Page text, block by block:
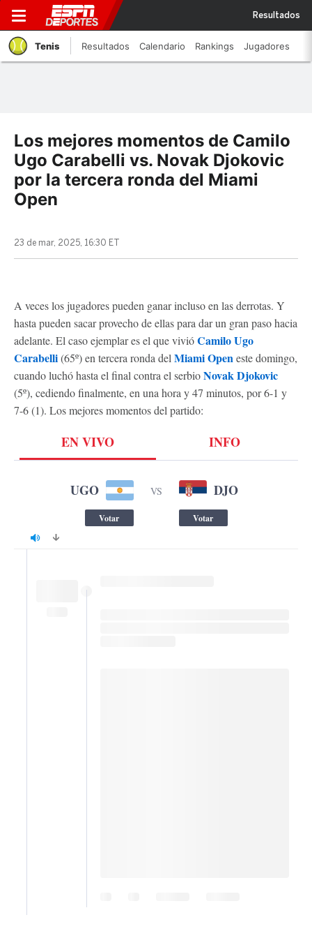
Resultados
Tenis Resultados Calendario Rankings Jugadores
Los mejores momentos de Camilo
Ugo Carabelli vs. Novak Djokovic
por la tercera ronda del Miami
Open
23 de mar, 2025, 16:30 ET
A veces los jugadores pueden ganar incluso en las derrotas. Y
hasta pueden sacar provecho de ellas para dar un gran paso hacia
adelante. El caso ejemplar es el que vivióCamilo Ugo
Carabelli(65º) en tercera ronda del Miami Openeste domingo,
cuando luchó hasta el final contra el serbioNovak Djokovic
(5º), cediendo finalmente, en una hora y 47 minutos, por 6-1 y
7-6 (1). Los mejores momentos del partido: